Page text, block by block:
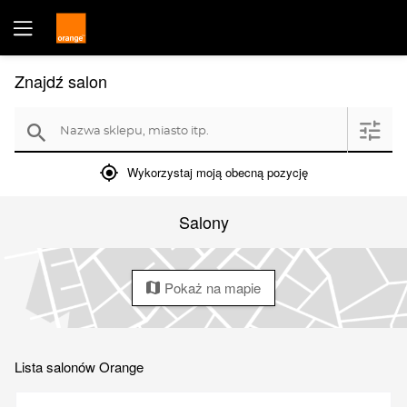
Znajdź salon
search Nazwa sklepu, miasto itp. filter
mylocation Wykorzystaj moją obecną pozycję
Salony
map Pokaż na mapie
Lista salonów Orange